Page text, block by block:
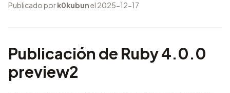
Publicado pork0kubunel 2025-12-17
Publicación de Ruby 4.0.0
preview2